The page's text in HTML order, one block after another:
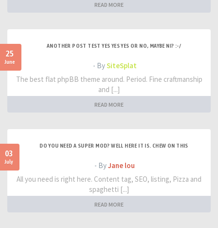
READ MORE
25
June
ANOTHER POST TEST YES YES YES OR NO, MAYBE NI? :-/
- BySiteSplat
The best flat phpBB theme around. Period. Fine craftmanship
and [...]
READ MORE
03
July
DO YOU NEED A SUPER MOD? WELL HERE IT IS. CHEW ON THIS
- ByJane lou
All you need is right here. Content tag, SEO, listing, Pizza and
spaghetti [...]
READ MORE